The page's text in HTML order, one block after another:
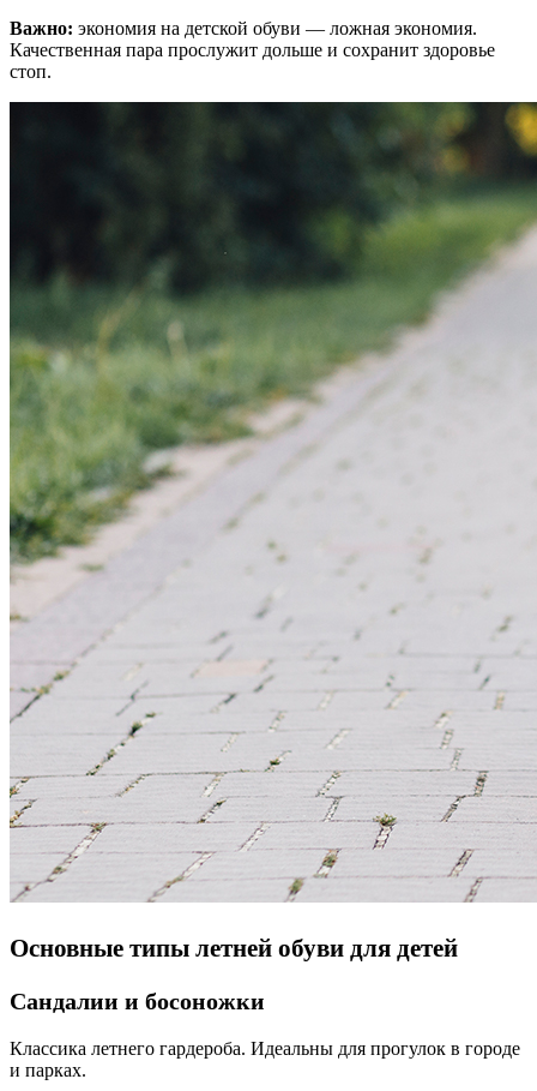
Важно: экономия на детской обуви — ложная экономия.
Качественная пара прослужит дольше и сохранит здоровье
стоп.
Основные типы летней обуви для детей
Сандалии и босоножки
Классика летнего гардероба. Идеальны для прогулок в городе
и парках.